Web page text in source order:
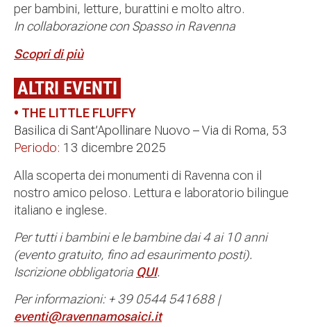
per bambini, letture, burattini e molto altro.
In collaborazione con Spasso in Ravenna
Scopri di più
ALTRI EVENTI
• THE LITTLE FLUFFY
Basilica di Sant’Apollinare Nuovo – Via di Roma, 53
Periodo: 13 dicembre 2025
Alla scoperta dei monumenti di Ravenna con il
nostro amico peloso. Lettura e laboratorio bilingue
italiano e inglese.
Per tutti i bambini e le bambine dai 4 ai 10 anni
(evento gratuito, fino ad esaurimento posti).
Iscrizione obbligatoria QUI.
Per informazioni: + 39 0544 541688 |
eventi@ravennamosaici.it